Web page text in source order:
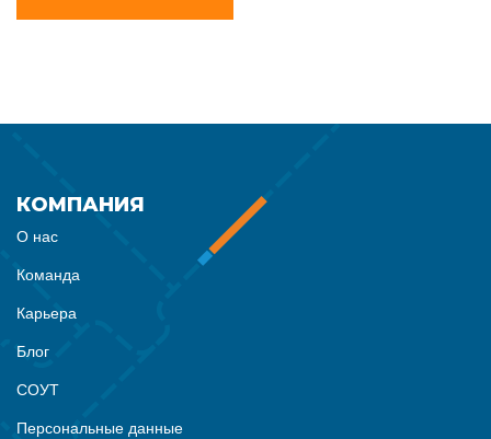
КОМПАНИЯ
О нас
Команда
Карьера
Блог
СОУТ
Персональные данные